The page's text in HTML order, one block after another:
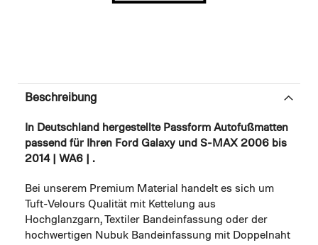
Beschreibung
In Deutschland hergestellte Passform Autofußmatten
passend für Ihren Ford Galaxy und S-MAX 2006 bis
2014 | WA6 | .
Bei unserem Premium Material handelt es sich um
Tuft-Velours Qualität mit Kettelung aus
Hochglanzgarn, Textiler Bandeinfassung oder der
hochwertigen Nubuk Bandeinfassung mit Doppelnaht